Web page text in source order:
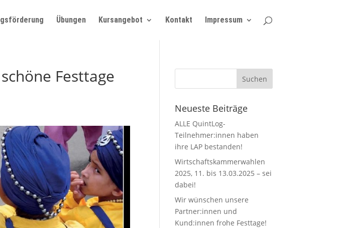
Übungen Kursangebot Kontakt Impressum
Festtage
Neueste Beiträge
ALLE QuintLog-
Teilnehmer:innen haben
ihre LAP bestanden!
Wirtschaftskammerwahlen
2025, 11. bis 13.03.2025 – sei
dabei!
Wir wünschen unsere
Partner:innen und
Kund:innen frohe Festtage!